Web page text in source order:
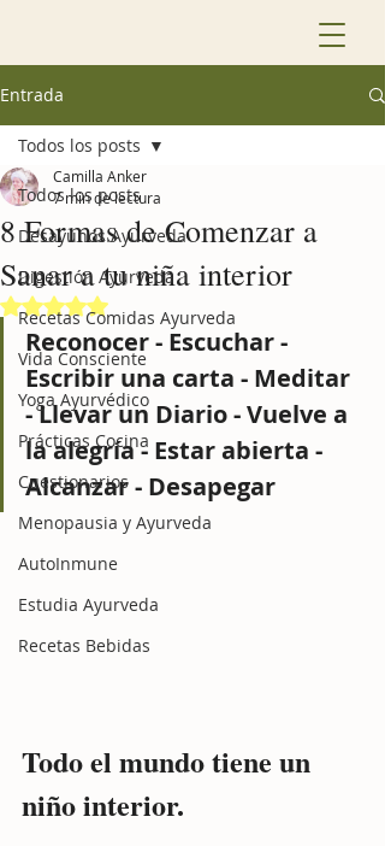
Entrada
Todos los posts
Desayunos Ayurveda
Digestión Ayurveda
Recetas Comidas Ayurveda
Vida Consciente
Yoga Ayurvédico
Prácticas Cocina
Cuestionarios
Menopausia y Ayurveda
AutoInmune
Estudia Ayurveda
Recetas Bebidas
Todos los posts
8 Formas de Comenzar a
Sanar a tu niña interior
Camilla Anker
7 min de lectura
Obtuvo NaN de 5 estrellas.
Reconocer - Escuchar -
Escribir una carta - Meditar
- Llevar un Diario - Vuelve a
la alegría - Estar abierta -
Alcanzar - Desapegar
Todo el mundo tiene un
niño interior.